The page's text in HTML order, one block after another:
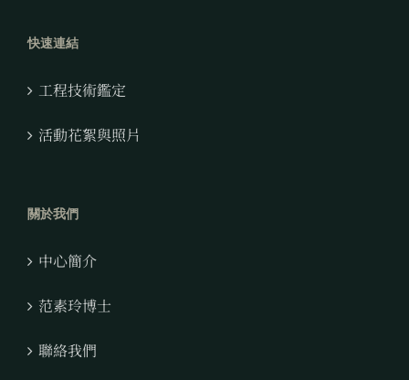
快速連結
工程技術鑑定
活動花絮與照片
關於我們
中心簡介
范素玲博士
聯絡我們